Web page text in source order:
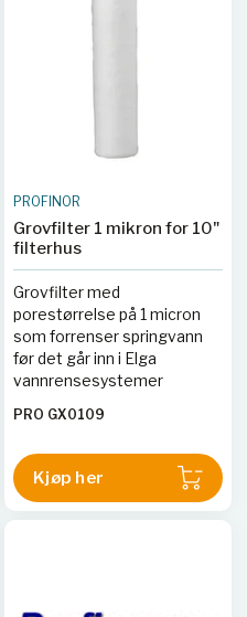
PROFINOR
Grovfilter 1 mikron for 10"
filterhus
Grovfilter med
porestørrelse på 1 micron
som forrenser springvann
før det går inn i Elga
vannrensesystemer
PRO GX0109
Kjøp her